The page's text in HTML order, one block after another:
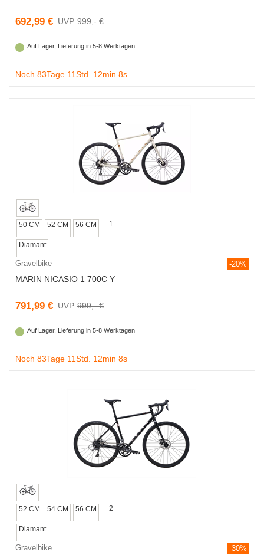
692,99 € 999,- €
Auf Lager, Lieferung in 5-8 Werktagen
Noch 83Tage 11Std. 12min 7s
50 CM 52 CM 56 CM + 1
Diamant
Gravelbike -20%
MARIN NICASIO 1 700C Y
791,99 € 999,- €
Auf Lager, Lieferung in 5-8 Werktagen
Noch 83Tage 11Std. 12min 7s
52 CM 54 CM 56 CM + 2
Diamant
Gravelbike -30%